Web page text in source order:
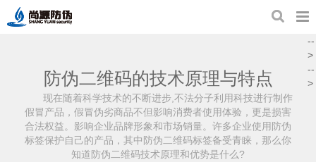
防伪二维码的技术原理与特点
现在随着科学技术的不断进步,不法分子利用科技进行制作
假冒产品，假冒伪劣商品不但影响消费者使用体验，更是损害
合法权益。影响企业品牌形象和市场销量。许多企业使用防伪
标签保护自己的产品，其中防伪二维码标签备受青睐，那么你
知道防伪二维码技术原理和优势是什么?
--
>
--
>